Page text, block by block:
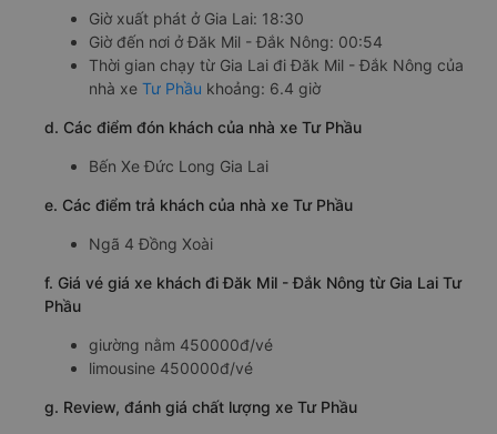
Giờ xuất phát ở Gia Lai: 18:30
Giờ đến nơi ở Đăk Mil - Đắk Nông: 00:54
Thời gian chạy từ Gia Lai đi Đăk Mil - Đắk Nông của
nhà xe Tư Phầu khoảng: 6.4 giờ
d. Các điểm đón khách của nhà xe Tư Phầu
Bến Xe Đức Long Gia Lai
e. Các điểm trả khách của nhà xe Tư Phầu
Ngã 4 Đồng Xoài
f. Giá vé giá xe khách đi Đăk Mil - Đắk Nông từ Gia Lai Tư
Phầu
giường nằm 450000đ/vé
limousine 450000đ/vé
g. Review, đánh giá chất lượng xe Tư Phầu